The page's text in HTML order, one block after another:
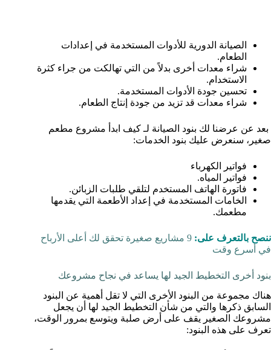
الصيانة الدورية للأدوات المستخدمة في إعدادات
الطعام.
شراء معدات أخرى بدلاً من التي تهالكت من جراء كثرة
الاستخدام.
تحسين جودة الأدوات المستخدمة.
شراء معدات قد تزيد من جودة إنتاج الطعام.
بعد عن عرضنا لك بنود الصيانة لـ كيف ابدأ مشروع مطعم
صغير، سنعرض عليك بنود الخدمات:
فواتير الكهرباء
فواتير المياه.
فاتورة الهاتف المستخدم لتلقي طلبات الزبائن.
الخامات المستخدمة في إعداد الأطعمة التي يقدمها
مطعمك.
ننصح بالتعرف على:
9 مشاريع صغيرة تحقق لك أعلى الأرباح
في أسرع وقت
بنود أخرى التخطيط الجيد لها يساعد في نجاح مشروعك
هناك مجموعة من البنود الأخرى التي لا تقل أهمية عن البنود
السابق ذكرها والتي من شأن التخطيط الجيد لها أن يجعل
مشروعك الصغير يقف على أرض صلبة ويتوسع بمرور الوقت،
تعرف على هذه البنود: